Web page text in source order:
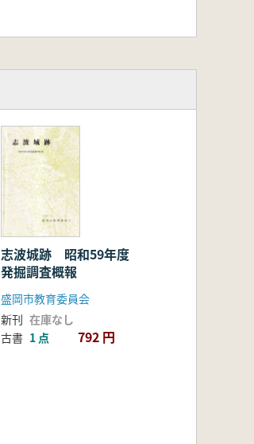
志波城跡 昭和59年度
発掘調査概報
盛岡市教育委員会
新刊 在庫なし
古書 1 点 792 円